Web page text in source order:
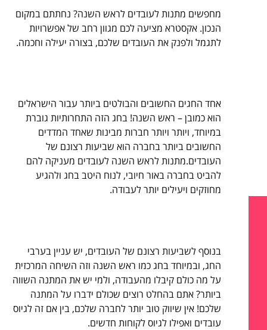
מחפשים מתנות לעובדים לראש השנה? נחתתם במקום
הנכון. אקסטרא מציעה לכם מגוון רחב של אפשרויות
לתגמל ולפנק את העובדים שלכם, בצורה יעילה וחכמה.
אחד החגים החשובים והבולטים ביותר עבור הישראלים
הוא כמובן – ראש השנה! בחג הזה התחרותיות גוברת
במיוחד, ויותר ויותר חברות מבינות שאחד המדדים
החשובים ביותר בחברה הוא שביעות רצונם של
העובדים.מתנות לראש השנה לעובדים מעניקה להם
להביט בחברה באור חיובי, לנוח היטב בחג ולהגיע
מחוזקים ויעילים יותר לעבודה.
בנוסף לשביעות רצונם של העובדים, יש עניין בערבי
החג, ובמיוחד בחג כמו ראש השנה וזה השיחה המרכזית
על מה כולם קיבלו מהעבודה, ולמי יש את המתנה השווה
ביותר? אתם בהחלט רוצים שכולם ידברו על המתנה
שלכם! אין שיווק טוב יותר לחברה שלכם, בין אם זה לגיוס
עובדים ואפילו לגיוס לקוחות חדשים.